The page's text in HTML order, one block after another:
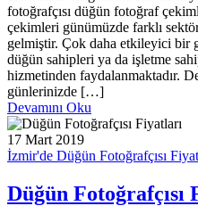
fotoğrafçısı düğün fotoğraf
çekimleri günümüzde farklı
gelmiştir. Çok daha etkileyici bir
düğün sahipleri ya da işletme
hizmetinden faydalanmaktadır.
günlerinizde […]
Devamını Oku
17 Mart 2019
İzmir'de Düğün Fotoğrafçısı
Düğün Fotoğrafçısı